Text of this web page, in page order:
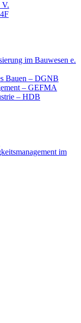
im Bauwesen e.
Bauen – DGNB
– GEFMA
– HDB
im